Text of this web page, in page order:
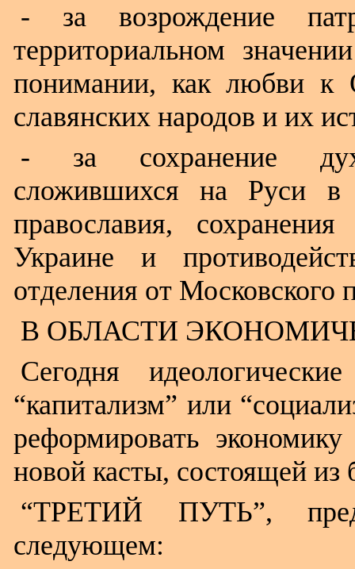
- за возрождение
территориальном
понимании, как любви к
славянских народов и их
- за сохранение
сложившихся на Руси в
православия,
Украине и
отделения от Московского
В ОБЛАСТИ
Сегодня
“капитализм” или
реформировать
новой касты, состоящей из
“ТРЕТИЙ ПУТЬ”,
следующем: